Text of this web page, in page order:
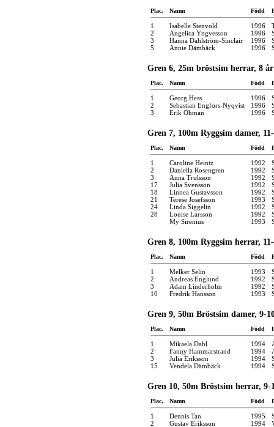
Plac. Namn Född
1 Isabelle Stenvold 1996
2
Angelica Yngvesson 1996
3
Hanna Dahlström-Sinclair 1996
5
Annie Dämbäck 1996
Gren 6, 25m bröstsim herrar, 8
Plac. Namn Född
1 Georg Hess 1996
2
Sebastian Engfors-Nyqvist 1996
3
Erik Öhman 1996
Gren 7, 100m Ryggsim damer,
Plac. Namn Född
1 Caroline Heintz 1992
2
Daniella Rosengren 1992
3
Anna Trulsson 1992
17
Julia Svensson 1992
18
Linnea Gustavsson 1992
21
Terese Josefsson 1993
24
Linda Siggelin 1992
28
Louise Larsson 1992
My Sirenius
1993
Gren 8, 100m Ryggsim herrar,
Plac. Namn Född
1 Melker Selin 1993
2
Andreas Englund 1992
3
Adam Linderholm 1992
10
Fredrik Hansson 1993
Gren 9, 50m Bröstsim damer, 9-
Plac. Namn Född
1 Mikaela Dahl 1994
2
Fanny Hammarstrand 1994
3
Julia Eriksson 1994
15
Vendela Dämbäck 1994
Gren 10, 50m Bröstsim herrar, 9-
Plac. Namn Född
1 Dennis Tan 1995
2
Gustav Eriksson 1994